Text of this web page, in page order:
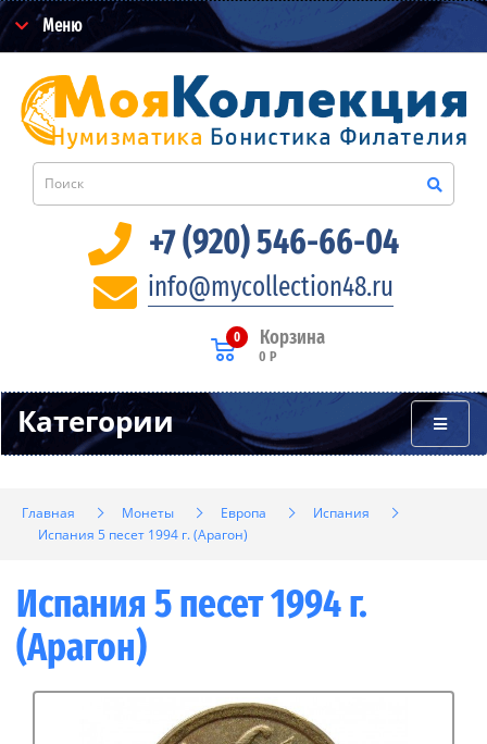
Меню
+7 (920) 546-66-04
info@mycollection48.ru
Корзина
0
0 Р
Категории
Главная Монеты Европа
Испания
Испания 5 песет 1994 г. (Арагон)
Испания 5 песет 1994 г.
(Арагон)